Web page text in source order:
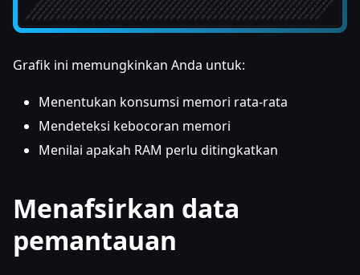
Grafik ini memungkinkan Anda untuk:
Menentukan konsumsi memori rata-rata
Mendeteksi kebocoran memori
Menilai apakah RAM perlu ditingkatkan
Menafsirkan data
pemantauan